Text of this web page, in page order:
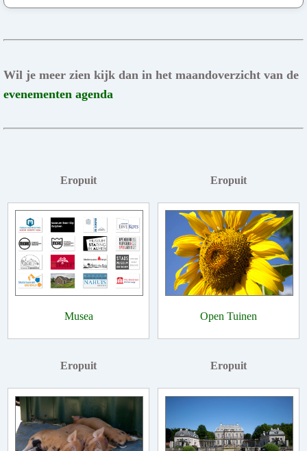
Wil je meer zien kijk dan in het maandoverzicht van de
evenementen agenda
Eropuit
Musea
Eropuit
Open Tuinen
Eropuit Eropuit